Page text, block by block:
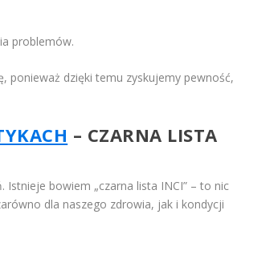
problemów.
ponieważ dzięki temu zyskujemy pewność,
– CZARNA LISTA
bowiem „czarna lista INCI” – to nic
dla naszego zdrowia, jak i kondycji